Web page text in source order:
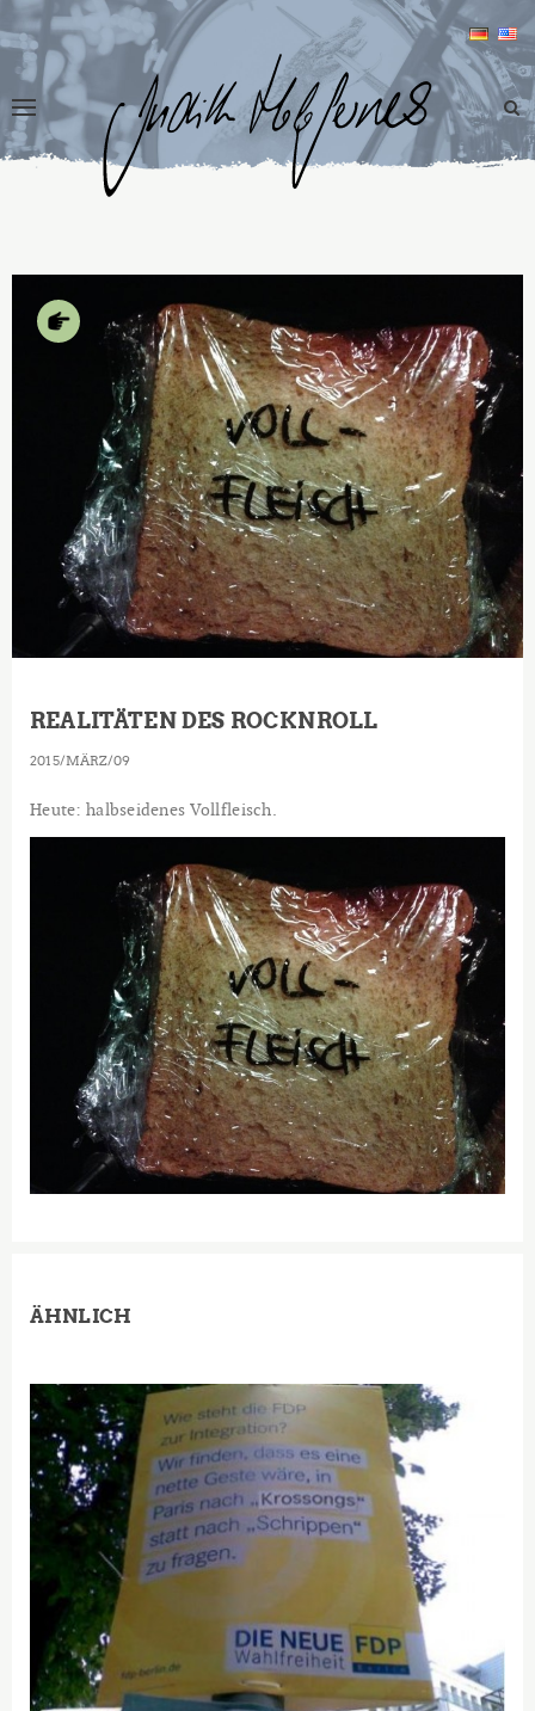
REALITÄTEN DES ROCKNROLL
2015 MÄRZ 09
Heute: halbseidenes Vollfleisch.
ÄHNLICH